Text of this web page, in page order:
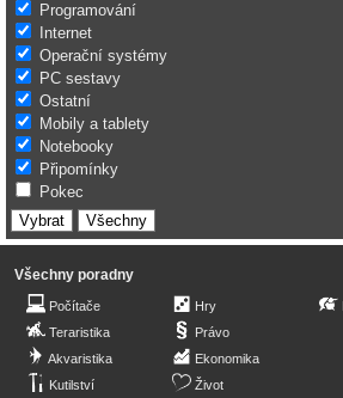
Programování
Internet
Operační systémy
PC sestavy
Ostatní
Mobily a tablety
Notebooky
Připomínky
Pokec
Všechny poradny
Počítače
Teraristika
Akvaristika
Kutilství
Hry
Právo
Ekonomika
Život